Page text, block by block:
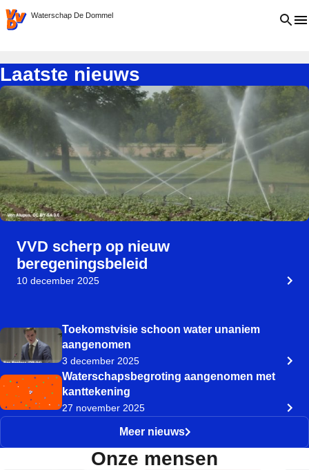
VVD.nlWaterschap De Dommel Open
Laatste nieuws
VVD scherp op nieuw
beregeningsbeleid
10 december 2025
Toekomstvisie schoon water unaniem
aangenomen
3 december 2025
Waterschapsbegroting aangenomen met
kanttekening
27 november 2025
Meer nieuws
Onze mensen